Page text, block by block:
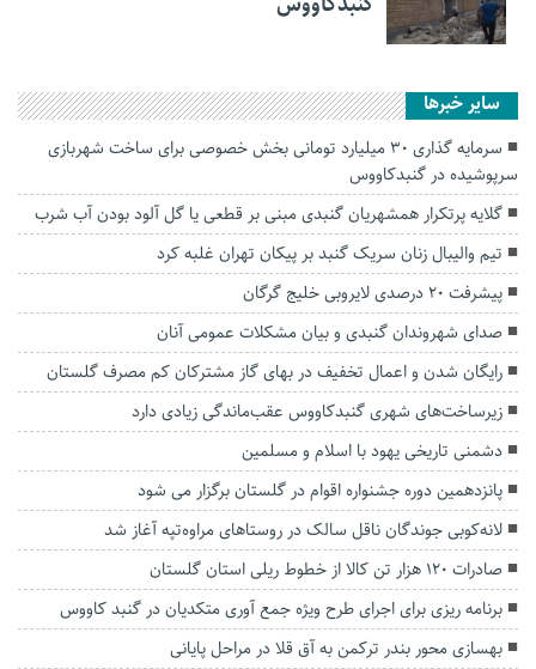
سایر خبرها
سرمایه گذاری 30 میلیارد تومانی بخش خصوصی برای ساخت شهربازی
سرپوشیده در گنبدکاووس
گلایه پرتکرار همشهریان گنبدی مبنی بر قطعی یا گل آلود بودن آب شرب
تیم والیبال زنان سریک گنبد بر پیکان تهران غلبه کرد
پیشرفت ۲۰ درصدی لایروبی خلیج گرگان
صدای شهروندان گنبدی و بیان مشکلات عمومی آنان
رایگان شدن و اعمال تخفیف در بهای گاز مشترکان کم مصرف گلستان
زیرساخت‌های شهری گنبدکاووس عقب‌ماندگی زیادی دارد
دشمنی تاریخی یهود با اسلام و مسلمین
پانزدهمین دوره جشنواره اقوام در گلستان برگزار می شود
لانه‌کوبی جوندگان ناقل سالک در روستاهای مراوه‌تپه آغاز شد
صادرات 120 هزار تن کالا از خطوط ریلی استان گلستان
برنامه ریزی برای اجرای طرح ویژه جمع آوری متکدیان در گنبد کاووس
بهسازی محور بندر ترکمن به آق قلا در مراحل پایانی